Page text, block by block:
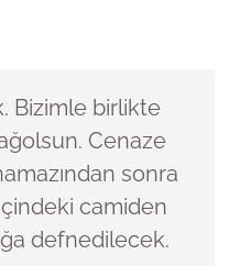
Bizimle birlikte
Cenaze
sonra
camiden
defnedilecek.